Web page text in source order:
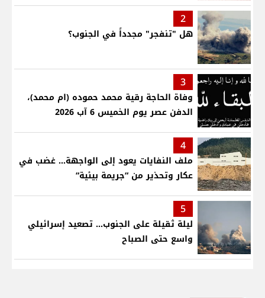
2
هل "تنفجر" مجدداً في الجنوب؟
3
وفاة الحاجة رقية محمد حموده (ام محمد)،
الدفن عصر يوم الخميس 6 آب 2026
4
ملف النفايات يعود إلى الواجهة… غضب في
عكار وتحذير من “جريمة بيئية“
5
ليلة ثقيلة على الجنوب... تصعيد إسرائيلي
واسع حتى الصباح